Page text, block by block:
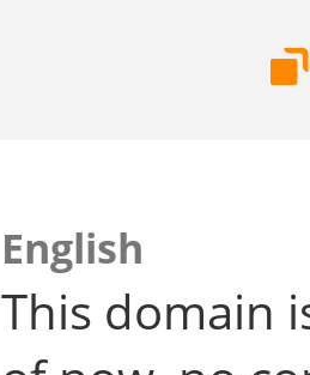
English
This domain